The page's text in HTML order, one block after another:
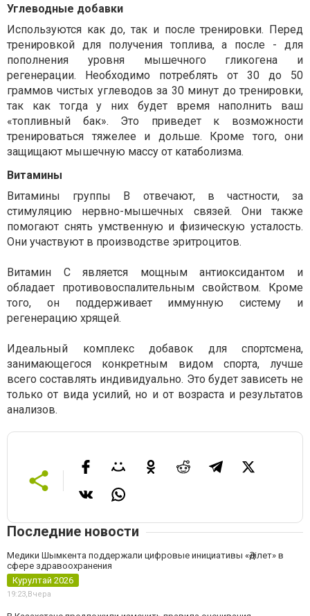
Углеводные добавки
Используются как до, так и после тренировки. Перед
тренировкой для получения топлива, а после - для
пополнения уровня мышечного гликогена и
регенерации. Необходимо потреблять от 30 до 50
граммов чистых углеводов за 30 минут до тренировки,
так как тогда у них будет время наполнить ваш
«топливный бак». Это приведет к возможности
тренироваться тяжелее и дольше. Кроме того, они
защищают мышечную массу от катаболизма.
Витамины
Витамины группы В отвечают, в частности, за
стимуляцию нервно-мышечных связей. Они также
помогают снять умственную и физическую усталость.
Они участвуют в производстве эритроцитов.
Витамин С является мощным антиоксидантом и
обладает противовоспалительным свойством. Кроме
того, он поддерживает иммунную систему и
регенерацию хрящей.
Идеальный комплекс добавок для спортсмена,
занимающегося конкретным видом спорта, лучше
всего составлять индивидуально. Это будет зависеть не
только от вида усилий, но и от возраста и результатов
анализов.
Последние новости
Медики Шымкента поддержали цифровые инициативы «Әділет» в
сфере здравоохранения
Курултай 2026
19:23,Вчера